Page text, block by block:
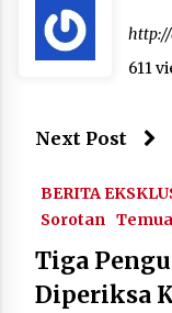
http://
611
Next Post
BERITA
Sorotan
Tiga
Diperiksa